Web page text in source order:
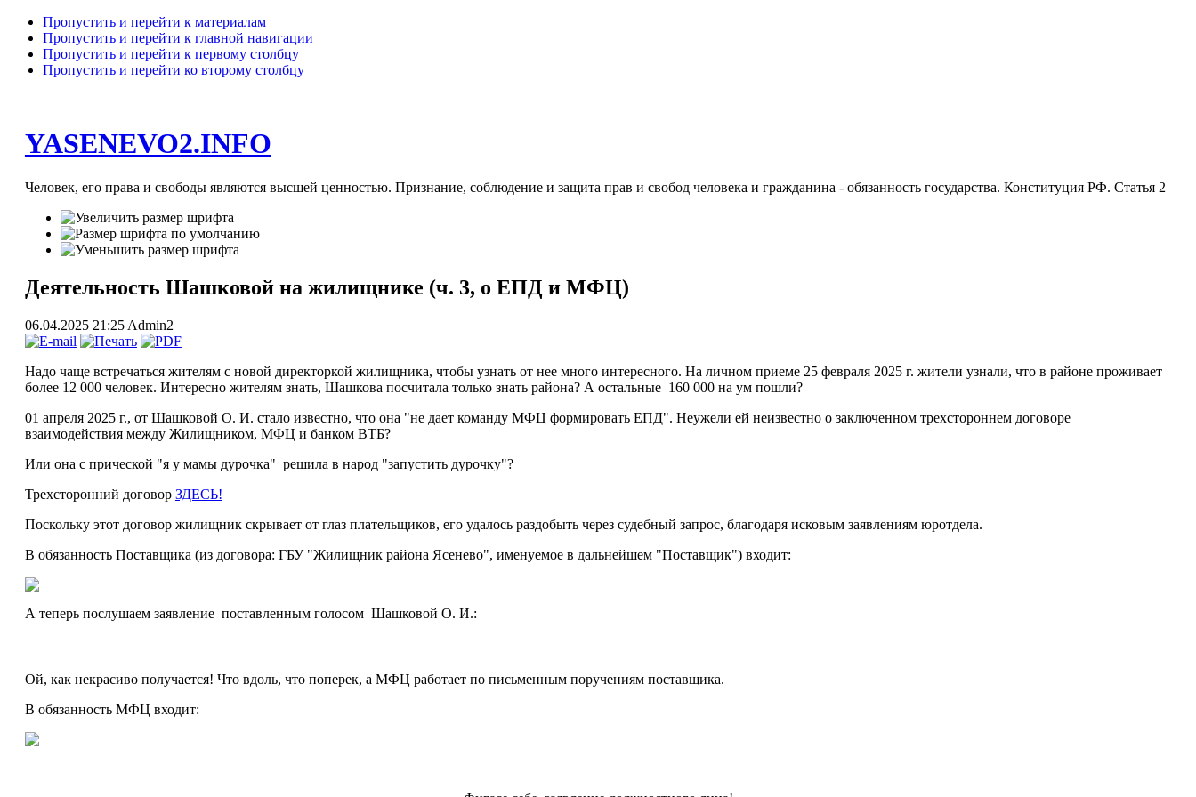
Пропустить и перейти к материалам
Пропустить и перейти к главной навигации
Пропустить и перейти к первому столбцу
Пропустить и перейти ко второму столбцу
YASENEVO2.INFO
Человек, его права и свободы являются высшей ценностью. Признание, соблюдение и защита прав и свобод человека и гражданина - обязанность государства. Конституция РФ. Статья 2
Деятельность Шашковой на жилищнике (ч. 3, о ЕПД и МФЦ)
06.04.2025 21:25 Admin2
Надо чаще встречаться жителям с новой директоркой жилищника, чтобы узнать от нее много интересного. На личном приеме 25 февраля 2025 г. жители узнали, что в районе проживает
более 12 000 человек. Интересно жителям знать, Шашкова посчитала только знать района? А остальные 160 000 на ум пошли?
01 апреля 2025 г., от Шашковой О. И. стало известно, что она "не дает команду МФЦ формировать ЕПД". Неужели ей неизвестно о заключенном трехстороннем договоре
взаимодействия между Жилищником, МФЦ и банком ВТБ?
Или она с прической "я у мамы дурочка" решила в народ "запустить дурочку"?
Трехсторонний договор ЗДЕСЬ!
Поскольку этот договор жилищник скрывает от глаз плательщиков, его удалось раздобыть через судебный запрос, благодаря исковым заявлениям юротдела.
В обязанность Поставщика (из договора: ГБУ "Жилищник района Ясенево", именуемое в дальнейшем "Поставщик") входит:
А теперь послушаем заявление поставленным голосом Шашковой О. И.:
Ой, как некрасиво получается! Что вдоль, что поперек, а МФЦ работает по письменным поручениям поставщика.
В обязанность МФЦ входит: